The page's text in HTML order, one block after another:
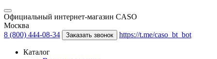
Официальный интернет-магазин CASO
Москва
8 (800) 444-08-34
Заказать звонок https://t.me/caso_bt_bot
Каталог